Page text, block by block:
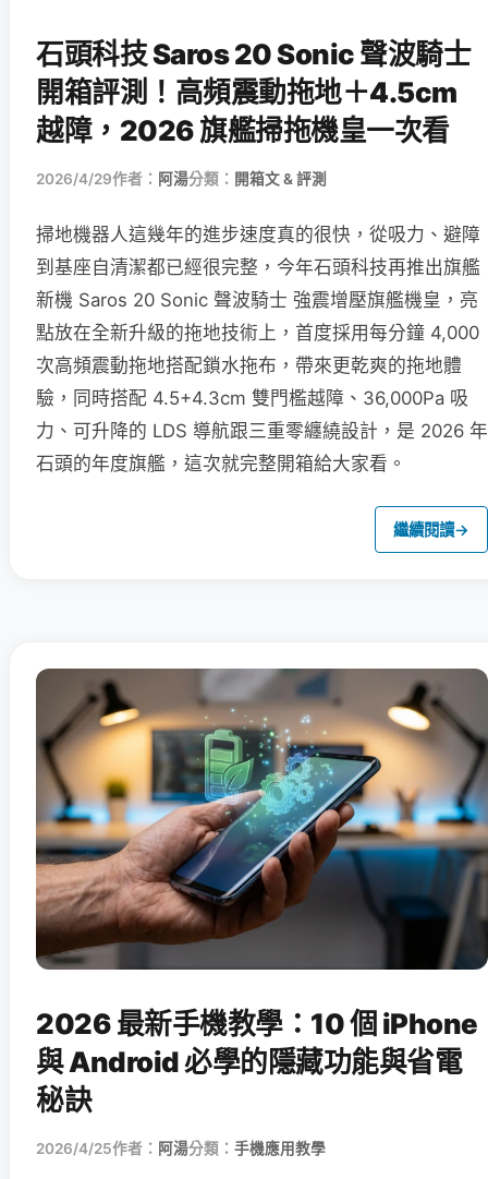
石頭科技 Saros 20 Sonic 聲波騎士
開箱評測！高頻震動拖地＋4.5cm
越障，2026 旗艦掃拖機皇一次看
2026/4/29作者： 阿湯分類： 開箱文 & 評測
掃地機器人這幾年的進步速度真的很快，從吸力、避障
到基座自清潔都已經很完整，今年石頭科技再推出旗艦
新機 Saros 20 Sonic 聲波騎士 強震增壓旗艦機皇，亮
點放在全新升級的拖地技術上，首度採用每分鐘 4,000
次高頻震動拖地搭配鎖水拖布，帶來更乾爽的拖地體
驗，同時搭配 4.5+4.3cm 雙門檻越障、36,000Pa 吸
力、可升降的 LDS 導航跟三重零纏繞設計，是 2026 年
石頭的年度旗艦，這次就完整開箱給大家看。
繼續閱讀→
2026 最新手機教學：10 個 iPhone
與 Android 必學的隱藏功能與省電
秘訣
2026/4/25作者： 阿湯分類： 手機應用教學